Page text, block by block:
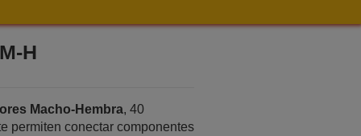
H
Macho-Hembra, 40
permiten conectar componentes